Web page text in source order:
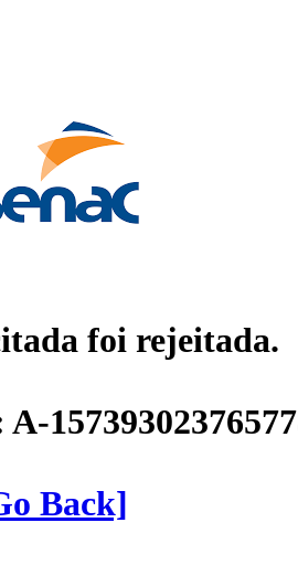
foi rejeitada.
Back]